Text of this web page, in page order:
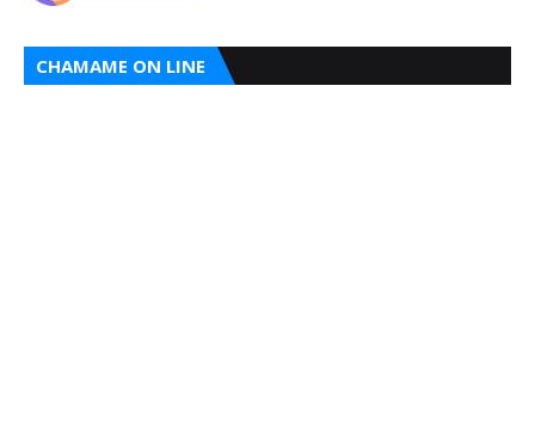
CHAMAME ON LINE